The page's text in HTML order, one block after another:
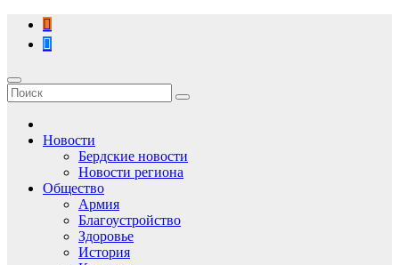
Перейти
содержимому
Новости
Бердские новости
Новости региона
Общество
Армия
Благоустройство
Здоровье
История